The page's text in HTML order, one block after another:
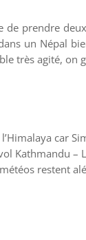
de prendre
un Népal
très agité, on
Kathmandu
restent